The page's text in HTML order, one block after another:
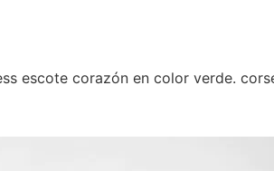
escote corazón en color verde.